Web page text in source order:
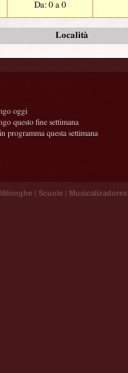
Da: 0 a 0
Località
oggi
questo fine settimana
programma questa settimana
Milonghe | Scuole | Musicalizadores